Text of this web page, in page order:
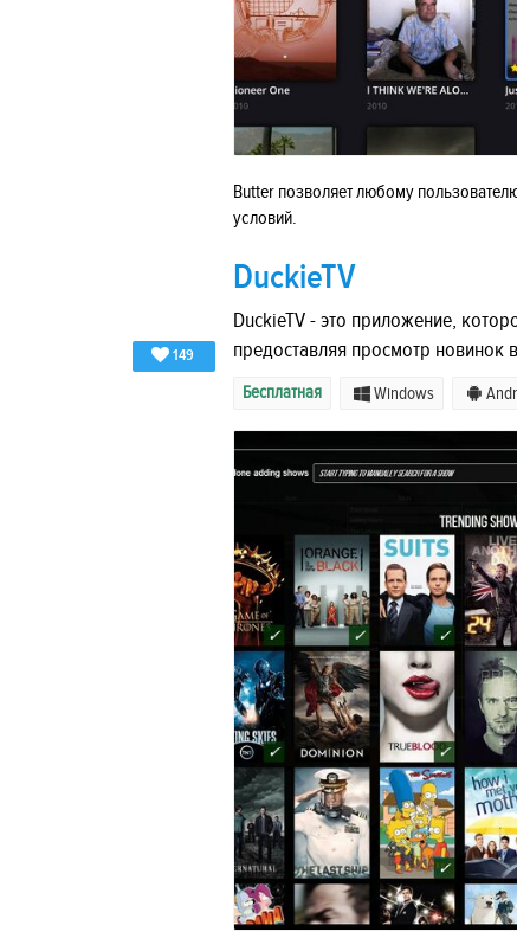
Butter позволяет любому
условий.
149
DuckieTV
DuckieTV - это приложение,
предоставляя просмотр новинок
Бесплатная Windows